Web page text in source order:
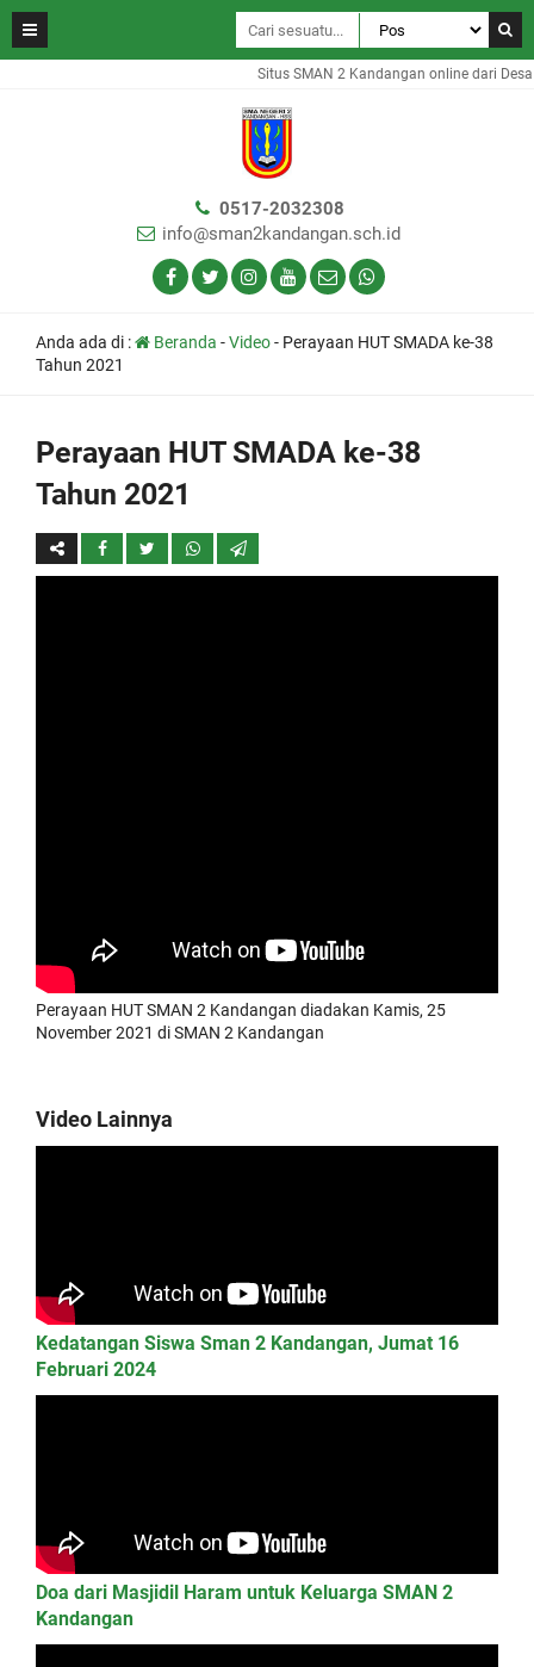
Situs SMAN 2 Kandangan online dari
0517-2032308
info@sman2kandangan.sch.id
Anda ada di : Beranda -Video- Perayaan HUT SMADA ke-38
Tahun 2021
Perayaan HUT SMADA ke-38
Tahun 2021
Perayaan HUT SMAN 2 Kandangan diadakan Kamis, 25
November 2021 di SMAN 2 Kandangan
Video Lainnya
Kedatangan Siswa Sman 2 Kandangan, Jumat 16
Februari 2024
Doa dari Masjidil Haram untuk Keluarga SMAN 2
Kandangan